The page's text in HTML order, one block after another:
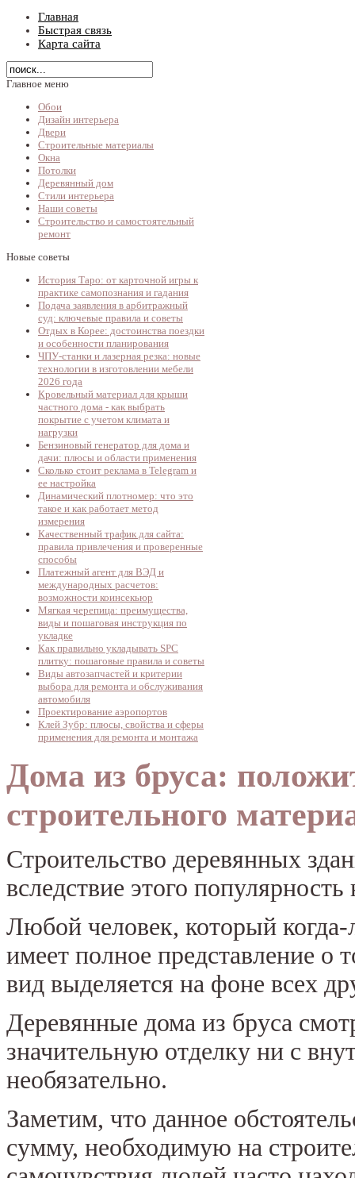
Главная
Быстрая связь
Карта сайта
Главное меню
Обои
Дизайн интерьера
Двери
Строительные материалы
Окна
Потолки
Деревянный дом
Стили интерьера
Наши советы
Строительство и самостоятельный
ремонт
Новые советы
История Таро: от карточной игры к
практике самопознания и гадания
Подача заявления в арбитражный
суд: ключевые правила и советы
Отдых в Корее: достоинства поездки
и особенности планирования
ЧПУ-станки и лазерная резка: новые
технологии в изготовлении мебели
2026 года
Кровельный материал для крыши
частного дома - как выбрать
покрытие с учетом климата и
нагрузки
Бензиновый генератор для дома и
дачи: плюсы и области применения
Сколько стоит реклама в Telegram и
ее настройка
Динамический плотномер: что это
такое и как работает метод
измерения
Качественный трафик для сайта:
правила привлечения и проверенные
способы
Платежный агент для ВЭД и
международных расчетов:
возможности коинсекьюр
Мягкая черепица: преимущества,
виды и пошаговая инструкция по
укладке
Как правильно укладывать SPC
плитку: пошаговые правила и советы
Виды автозапчастей и критерии
выбора для ремонта и обслуживания
автомобиля
Проектирование аэропортов
Клей Зубр: плюсы, свойства и сферы
применения для ремонта и монтажа
Дома из бруса:
строительного
Строительство деревянных
вследствие этого
Любой человек, который
имеет полное представление о
вид выделяется на фоне всех
Деревянные дома из бруса
значительную отделку ни с
необязательно.
Заметим, что данное
сумму, необходимую на